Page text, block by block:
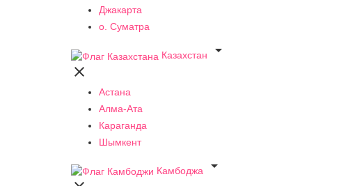
Джакарта
о. Суматра
Казахстан


Астана
Алма-Ата
Караганда
Шымкент
Камбоджа
